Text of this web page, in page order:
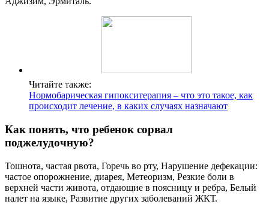
Читайте также:
Нормобарическая гипокситерапия – что это такое, как
происходит лечение, в каких случаях назначают
Как понять, что ребенок сорвал
поджелудочную?
Тошнота, частая рвота, Горечь во рту, Нарушение дефекации:
частое опорожнение, диарея, Метеоризм, Резкие боли в
верхней части живота, отдающие в поясницу и ребра, Белый
налет на языке, Развитие других заболеваний ЖКТ.